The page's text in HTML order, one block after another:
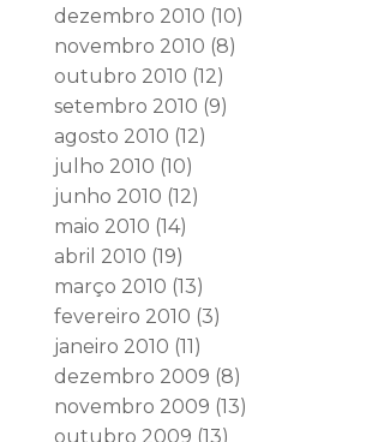
dezembro 2010 (10)
novembro 2010 (8)
outubro 2010 (12)
setembro 2010 (9)
agosto 2010 (12)
julho 2010 (10)
junho 2010 (12)
maio 2010 (14)
abril 2010 (19)
março 2010 (13)
fevereiro 2010 (3)
janeiro 2010 (11)
dezembro 2009 (8)
novembro 2009 (13)
outubro 2009 (13)